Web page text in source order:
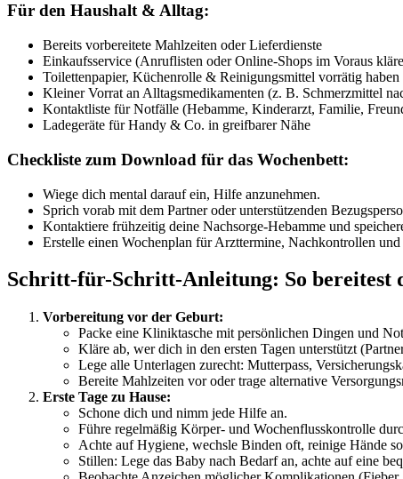
Für den Haushalt & Alltag:
Bereits vorbereitete Mahlzeiten oder Lieferdienste
Einkaufsservice (Anruflisten oder Online-Shops im Voraus
Toilettenpapier, Küchenrolle & Reinigungsmittel vorrätig haben
Kleiner Vorrat an Alltagsmedikamenten (z. B. Schmerzmittel
Kontaktliste für Notfälle (Hebamme, Kinderarzt, Familie,
Ladegeräte für Handy & Co. in greifbarer Nähe
Checkliste zum Download für das Wochenbett:
Wiege dich mental darauf ein, Hilfe anzunehmen.
Sprich vorab mit dem Partner oder unterstützenden
Kontaktiere frühzeitig deine Nachsorge-Hebamme und
Erstelle einen Wochenplan für Arzttermine, Nachkontrollen
Schritt-für-Schritt-Anleitung: So bereitest
Vorbereitung vor der Geburt:
Packe eine Kliniktasche mit persönlichen Dingen und
Kläre ab, wer dich in den ersten Tagen unterstützt
Lege alle Unterlagen zurecht: Mutterpass,
Bereite Mahlzeiten vor oder trage alternative
Erste Tage zu Hause:
Schone dich und nimm jede Hilfe an.
Führe regelmäßig Körper- und Wochenflusskontrolle
Achte auf Hygiene, wechsle Binden oft, reinige Hände
Stillen: Lege das Baby nach Bedarf an, achte auf eine